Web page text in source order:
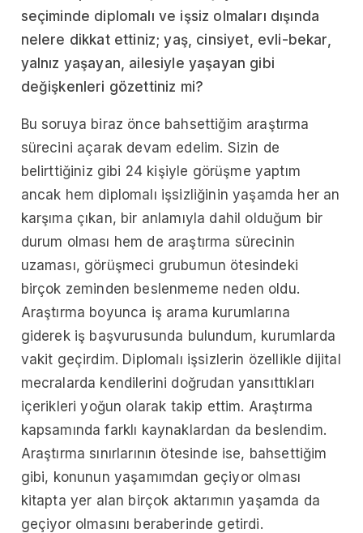
seçiminde diplomalı ve işsiz olmaları dışında
nelere dikkat ettiniz; yaş, cinsiyet, evli-bekar,
yalnız yaşayan, ailesiyle yaşayan gibi
değişkenleri gözettiniz mi?
Bu soruya biraz önce bahsettiğim araştırma
sürecini açarak devam edelim. Sizin de
belirttiğiniz gibi 24 kişiyle görüşme yaptım
ancak hem diplomalı işsizliğinin yaşamda her an
karşıma çıkan, bir anlamıyla dahil olduğum bir
durum olması hem de araştırma sürecinin
uzaması, görüşmeci grubumun ötesindeki
birçok zeminden beslenmeme neden oldu.
Araştırma boyunca iş arama kurumlarına
giderek iş başvurusunda bulundum, kurumlarda
vakit geçirdim. Diplomalı işsizlerin özellikle dijital
mecralarda kendilerini doğrudan yansıttıkları
içerikleri yoğun olarak takip ettim. Araştırma
kapsamında farklı kaynaklardan da beslendim.
Araştırma sınırlarının ötesinde ise, bahsettiğim
gibi, konunun yaşamımdan geçiyor olması
kitapta yer alan birçok aktarımın yaşamda da
geçiyor olmasını beraberinde getirdi.